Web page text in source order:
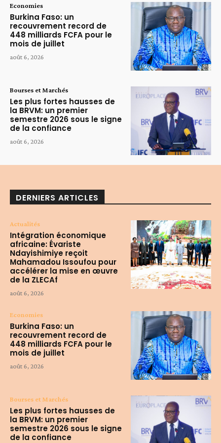
Economies
Burkina Faso: un
recouvrement record de
448 milliards FCFA pour le
mois de juillet
août 6, 2026
Bourses et Marchés
Les plus fortes hausses de
la BRVM: un premier
semestre 2026 sous le signe
de la confiance
août 6, 2026
DERNIERS ARTICLES
Actualités
Intégration économique
africaine: Évariste
Ndayishimiye reçoit
Mahamadou Issoufou pour
accélérer la mise en œuvre
de la ZLECAf
août 6, 2026
Economies
Burkina Faso: un
recouvrement record de
448 milliards FCFA pour le
mois de juillet
août 6, 2026
Bourses et Marchés
Les plus fortes hausses de
la BRVM: un premier
semestre 2026 sous le signe
de la confiance